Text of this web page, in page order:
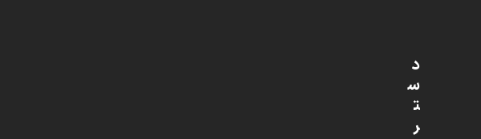
د
س
ت
ر